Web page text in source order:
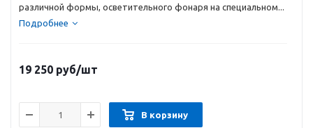
различной формы, осветительного фонаря на специальном...
Подробнее
19 250 руб/шт
В корзину